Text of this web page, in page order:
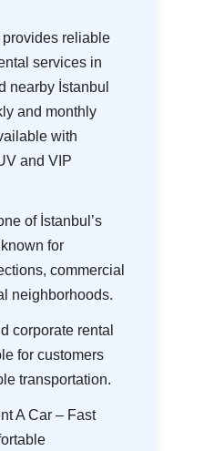
reliable
services in
nearby İstanbul
and monthly
with
and VIP
of İstanbul’s
for
commercial
neighborhoods.
corporate rental
for customers
transportation.
A Car – Fast